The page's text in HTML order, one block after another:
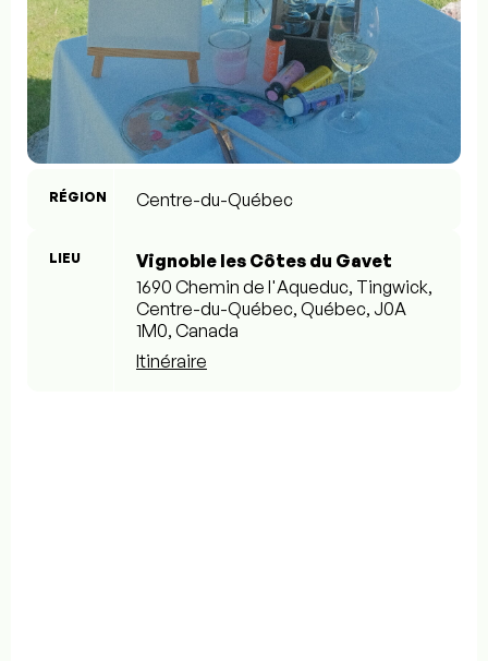
RÉGION Centre-du-Québec
LIEU
Vignoble les Côtes du Gavet
1690 Chemin de l'Aqueduc, Tingwick,
Centre-du-Québec, Québec, J0A
1M0, Canada
Itinéraire